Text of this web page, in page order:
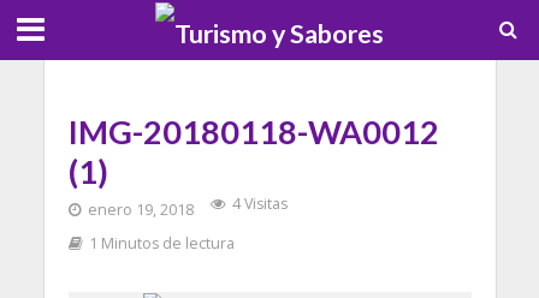
IMG-20180118-WA0012
(1)
enero 19, 2018
4 Visitas
1 Minutos de lectura